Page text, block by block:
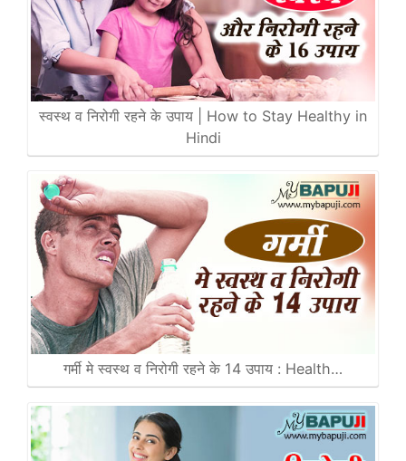
स्वस्थ व निरोगी रहने के उपाय | How to Stay Healthy in
Hindi
गर्मी मे स्वस्थ व निरोगी रहने के 14 उपाय : Health…